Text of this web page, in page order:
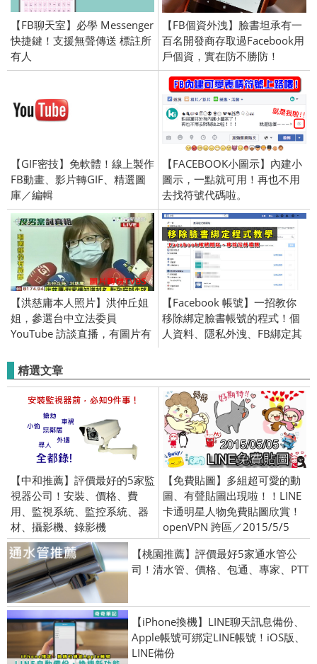
【FB聊天室】必學 Messenger
快捷鍵！支援無聲傳送 標註所
有人
【FB個資外洩】臉書坦承有一
百名開發商存取過Facebook用
戶個資，實在防不勝防！
【GIF密技】免軟體！線上製作
FB動畫、影片轉GIF、精選圖
庫／編輯
【FACEBOOK小圖示】內建小
圖示，一點就可用！再也不用
去找符號代碼啦。
【洪慈庸本人照片】洪仲丘姐
姐，參選台中立法委員
YouTube 訪談直播，有圖片有
【Facebook 帳號】一招教你
移除綁定臉書帳號的程式！個
人資料、隱私外洩、FB綁定其
精選文章
【中和推薦】評價最好的5家監
視器公司！安裝、價格、費
用、監視系統、監控系統、器
材、攝影機、錄影機
【免費貼圖】多組超可愛的動
圖、有聲貼圖出現啦！！LINE
卡通明星人物免費貼圖欣賞！
openVPN 跨區／2015/5/5
【桃園推薦】評價最好5家通水管公
司！清水管、價格、包通、專家、PTT
【iPhone換機】LINE聊天訊息備份、
Apple帳號可綁定LINE帳號！iOS版、
LINE備份